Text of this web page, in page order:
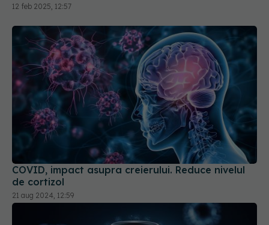
12 feb 2025, 12:57
COVID, impact asupra creierului. Reduce nivelul
de cortizol
21 aug 2024, 12:59